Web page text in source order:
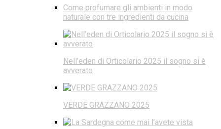
Come profumare gli ambienti in modo
naturale con tre ingredienti da cucina
Nell’eden di Orticolario 2025 il sogno si è
avverato
VERDE GRAZZANO 2025